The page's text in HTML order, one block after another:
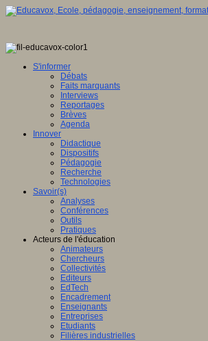
S'informer
Débats
Faits marquants
Interviews
Reportages
Brèves
Agenda
Innover
Didactique
Dispositifs
Pédagogie
Recherche
Technologies
Savoir(s)
Analyses
Conférences
Outils
Pratiques
Acteurs de l'éducation
Animateurs
Chercheurs
Collectivités
Editeurs
EdTech
Encadrement
Enseignants
Entreprises
Etudiants
Filières industrielles